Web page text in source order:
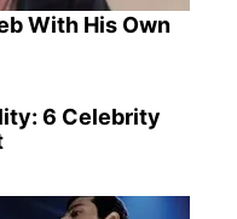
With His Own
6 Celebrity